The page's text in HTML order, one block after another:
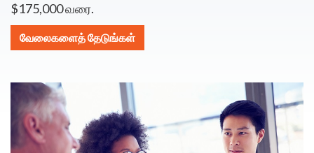
$175,000 வரை.
வேலைகளைத் தேடுங்கள்